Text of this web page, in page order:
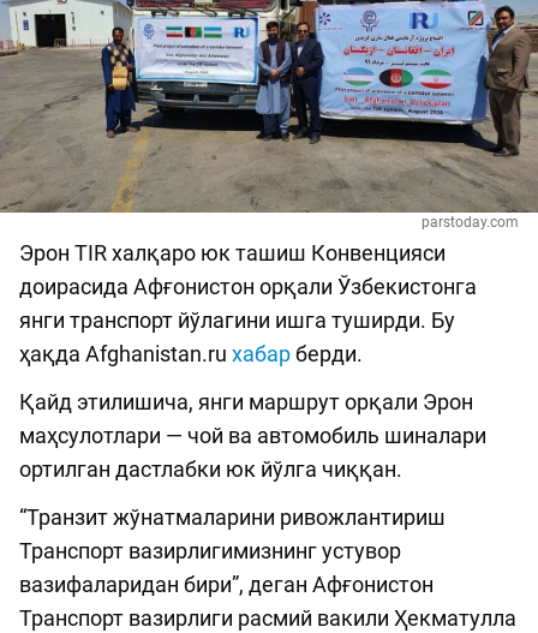
parstoday.com
Эрон TIR халқаро юк ташиш Конвенцияси
доирасида Афғонистон орқали Ўзбекистонга
янги транспорт йўлагини ишга туширди. Бу
ҳақда Afghanistan.ru хабарберди.
Қайд этилишича, янги маршрут орқали Эрон
маҳсулотлари — чой ва автомобиль шиналари
ортилган дастлабки юк йўлга чиққан.
“Транзит жўнатмаларини ривожлантириш
Транспорт вазирлигимизнинг устувор
вазифаларидан бири”, деган Афғонистон
Транспорт вазирлиги расмий вакили Ҳекматулла